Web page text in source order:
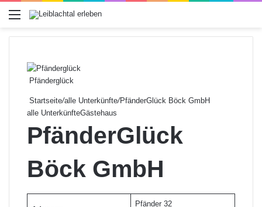
Menü
Pfänderglück
Startseite/alle Unterkünfte/PfänderGlück Böck GmbH
alle UnterkünfteGästehaus
PfänderGlück
Böck GmbH
Pfänder 32